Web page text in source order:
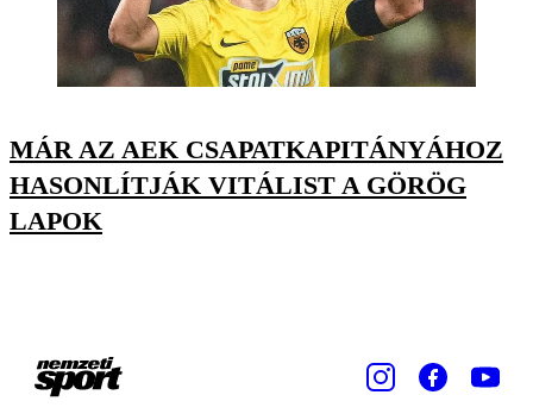
MÁR AZ AEK CSAPATKAPITÁNYÁHOZ
HASONLÍTJÁK VITÁLIST A GÖRÖG
LAPOK